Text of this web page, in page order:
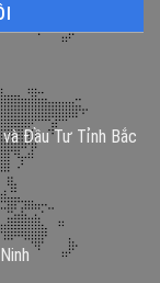
Đầu Tư Tỉnh Bắc